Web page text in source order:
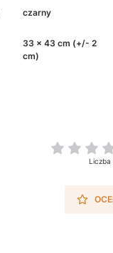
czarny
33 x 43 cm (+/- 2
cm)
Liczba